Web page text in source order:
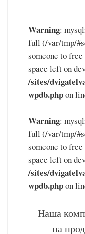
Warning:
full (/var/tmp/
someone to
space left on
/sites/
wpdb.phpon
Warning:
full (/var/tmp/
someone to
space left on
/sites/
wpdb.phpon
Наша
на